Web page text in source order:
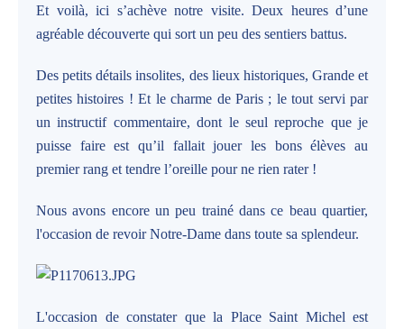
Et voilà, ici s’achève notre visite. Deux heures d’une
agréable découverte qui sort un peu des sentiers battus.
Des petits détails insolites, des lieux historiques, Grande et
petites histoires ! Et le charme de Paris ; le tout servi par
un instructif commentaire, dont le seul reproche que je
puisse faire est qu’il fallait jouer les bons élèves au
premier rang et tendre l’oreille pour ne rien rater !
Nous avons encore un peu trainé dans ce beau quartier,
l'occasion de revoir Notre-Dame dans toute sa splendeur.
L'occasion de constater que la Place Saint Michel est